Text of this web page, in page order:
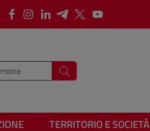
FacebookInstagram
LinkedInTelegram
X Youtube
Cerca
TERRITORIO E SOCIETÀ